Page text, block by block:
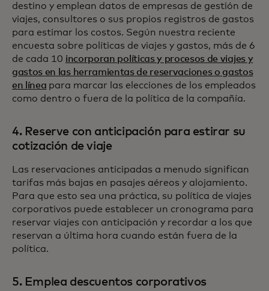
destino y emplean datos de empresas de gestión de
viajes, consultores o sus propios registros de gastos
para estimar los costos. Según nuestra reciente
encuesta sobre políticas de viajes y gastos, más de 6
de cada 10 incorporan políticas y procesos de viajes y
gastos en las herramientas de reservaciones o gastos
en línea para marcar las elecciones de los empleados
como dentro o fuera de la política de la compañía.
4. Reserve con anticipación para estirar su
cotización de viaje
Las reservaciones anticipadas a menudo significan
tarifas más bajas en pasajes aéreos y alojamiento.
Para que esto sea una práctica, su política de viajes
corporativos puede establecer un cronograma para
reservar viajes con anticipación y recordar a los que
reservan a última hora cuando están fuera de la
política.
5. Emplea descuentos corporativos